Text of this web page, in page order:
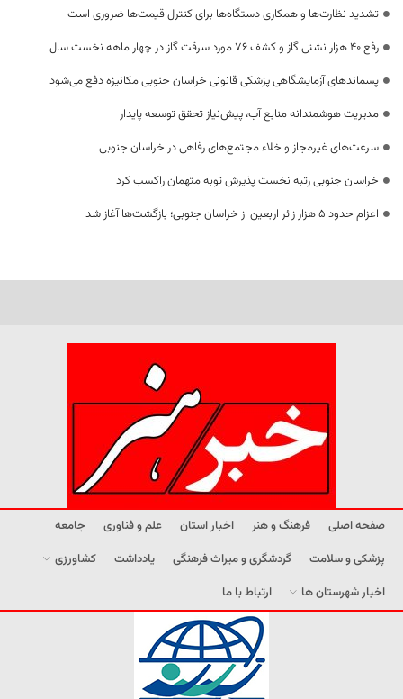
تشدید نظارت‌ها و همکاری دستگاه‌ها برای کنترل قیمت‌ها ضروری است
رفع 40 هزار نشتی گاز و کشف 76 مورد سرقت گاز در چهار ماهه نخست سال
پسماندهای آزمایشگاهی پزشکی قانونی خراسان جنوبی مکانیزه دفع می‌شود
مدیریت هوشمندانه منابع آب، پیش‌نیاز تحقق توسعه پایدار
سرعت‌های غیرمجاز و خلاء مجتمع‌های رفاهی در خراسان جنوبی
خراسان جنوبی رتبه نخست پذیرش توبه متهمان راکسب کرد
اعزام حدود 5 هزار زائر اربعین از خراسان جنوبی؛ بازگشت‌ها آغاز شد
صفحه اصلی فرهنگ و هنر اخبار استان علم و فناوری
جامعه
پزشکی و سلامت
گردشگری و میراث فرهنگی یادداشت
کشاورزی
اخبار شهرستان ها
ارتباط با ما